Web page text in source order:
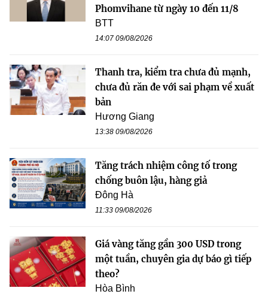
Phomvihane từ ngày 10 đến 11/8
BTT
14:07 09/08/2026
Thanh tra, kiểm tra chưa đủ mạnh,
chưa đủ răn đe với sai phạm về xuất
bản
Hương Giang
13:38 09/08/2026
Tăng trách nhiệm công tố trong
chống buôn lậu, hàng giả
Đông Hà
11:33 09/08/2026
Giá vàng tăng gần 300 USD trong
một tuần, chuyên gia dự báo gì tiếp
theo?
Hòa Bình